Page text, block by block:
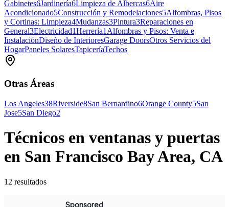
Gabinetes6Jardinería6Limpieza de Albercas6Aire
Acondicionado5Construcción y Remodelaciones5Alfombras, Pisos
y Cortinas: Limpieza4Mudanzas3Pintura3Reparaciones en
General3Electricidad1Herrería1Alfombras y Pisos: Venta e
InstalaciónDiseño de InterioresGarage DoorsOtros Servicios del
HogarPaneles SolaresTapiceríaTechos
Otras Áreas
Los Angeles38Riverside8San Bernardino6Orange County5San
Jose5San Diego2
Técnicos en ventanas y puertas
en San Francisco Bay Area, CA
12 resultados